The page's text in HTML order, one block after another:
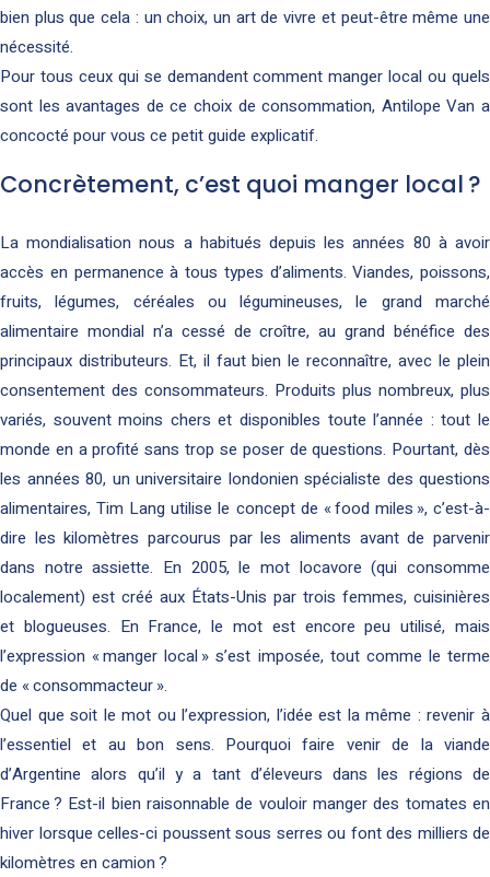
bien plus que cela : un choix, un art de vivre et peut-être même une
nécessité.
Pour tous ceux qui se demandent comment manger local ou quels
sont les avantages de ce choix de consommation, Antilope Van a
concocté pour vous ce petit guide explicatif.
Concrètement, c’est quoi manger local ?
La mondialisation nous a habitués depuis les années 80 à avoir
accès en permanence à tous types d’aliments. Viandes, poissons,
fruits, légumes, céréales ou légumineuses, le grand marché
alimentaire mondial n’a cessé de croître, au grand bénéfice des
principaux distributeurs. Et, il faut bien le reconnaître, avec le plein
consentement des consommateurs. Produits plus nombreux, plus
variés, souvent moins chers et disponibles toute l’année : tout le
monde en a profité sans trop se poser de questions. Pourtant, dès
les années 80, un universitaire londonien spécialiste des questions
alimentaires, Tim Lang utilise le concept de « food miles », c’est-à-
dire les kilomètres parcourus par les aliments avant de parvenir
dans notre assiette. En 2005, le mot locavore (qui consomme
localement) est créé aux États-Unis par trois femmes, cuisinières
et blogueuses. En France, le mot est encore peu utilisé, mais
l’expression « manger local » s’est imposée, tout comme le terme
de « consommacteur ».
Quel que soit le mot ou l’expression, l’idée est la même : revenir à
l’essentiel et au bon sens. Pourquoi faire venir de la viande
d’Argentine alors qu’il y a tant d’éleveurs dans les régions de
France ? Est-il bien raisonnable de vouloir manger des tomates en
hiver lorsque celles-ci poussent sous serres ou font des milliers de
kilomètres en camion ?